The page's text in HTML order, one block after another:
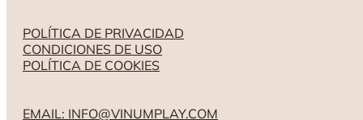
POLÍTICA DE PRIVACIDAD
CONDICIONES DE USO
POLÍTICA DE COOKIES
EMAIL: INFO@VINUMPLAY.COM